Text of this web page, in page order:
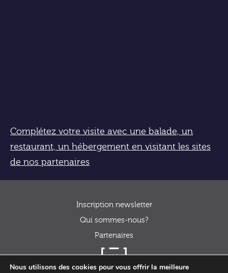
Complétez votre visite avec une balade, un
restaurant, un hébergement en visitant les sites
de nos partenaires
Inscription newsletter
Qui sommes-nous?
Partenaires
Nous utilisons des cookies pour vous offrir la meilleure